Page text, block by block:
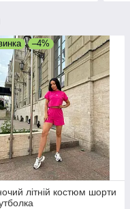
–4%
літній костюм шорти